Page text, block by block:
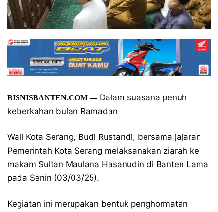
BISNISBANTEN.COM—Dalam suasana penuh
keberkahan bulan Ramadan
Wali Kota Serang, Budi Rustandi, bersama jajaran
Pemerintah Kota Serang melaksanakan ziarah ke
makam Sultan Maulana Hasanudin di Banten Lama
pada Senin (03/03/25).
Kegiatan ini merupakan bentuk penghormatan